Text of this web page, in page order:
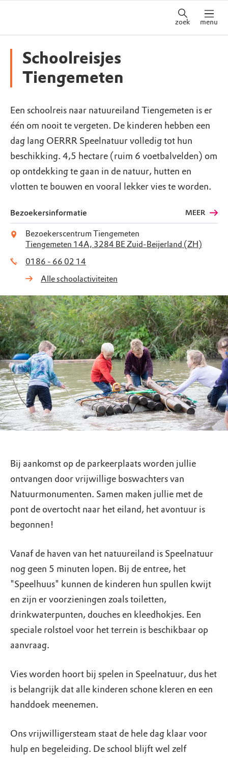
zoek menu
Schoolreisjes
Tiengemeten
Een schoolreis naar natuureiland Tiengemeten is er
één om nooit te vergeten. De kinderen hebben een
dag lang OERRR Speelnatuur volledig tot hun
beschikking. 4,5 hectare (ruim 6 voetbalvelden) om
op ontdekking te gaan in de natuur, hutten en
vlotten te bouwen en vooral lekker vies te worden.
Bezoekersinformatie MEER
Bezoekerscentrum Tiengemeten
Tiengemeten 14A, 3284 BE Zuid-Beijerland (ZH)
0186 - 66 02 14
Alle schoolactiviteiten
Bij aankomst op de parkeerplaats worden jullie
ontvangen door vrijwillige boswachters van
Natuurmonumenten. Samen maken jullie met de
pont de overtocht naar het eiland, het avontuur is
begonnen!
Vanaf de haven van het natuureiland is Speelnatuur
nog geen 5 minuten lopen. Bij de entree, het
"Speelhuus" kunnen de kinderen hun spullen kwijt
en zijn er voorzieningen zoals toiletten,
drinkwaterpunten, douches en kleedhokjes. Een
speciale rolstoel voor het terrein is beschikbaar op
aanvraag.
Vies worden hoort bij spelen in Speelnatuur, dus het
is belangrijk dat alle kinderen schone kleren en een
handdoek meenemen.
Ons vrijwilligersteam staat de hele dag klaar voor
hulp en begeleiding. De school blijft wel zelf